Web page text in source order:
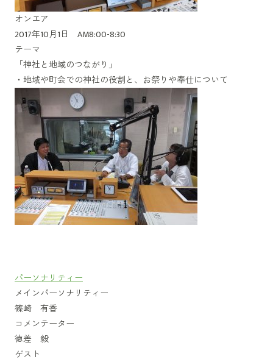
オンエア
2017年10月1日 AM8:00-8:30
テーマ
「神社と地域のつながり」
・地域や町会での神社の役割と、お祭りや奉仕について
パーソナリティー
メインパーソナリティー
篠崎 有香
コメンテーター
徳差 毅
ゲスト